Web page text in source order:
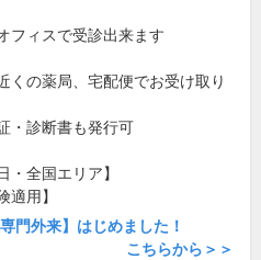
フィスで受診出来ます
くの薬局、宅配便でお受け取り
・診断書も発行可
・全国エリア】
適用】
門外来】はじめました！
こちらから＞＞